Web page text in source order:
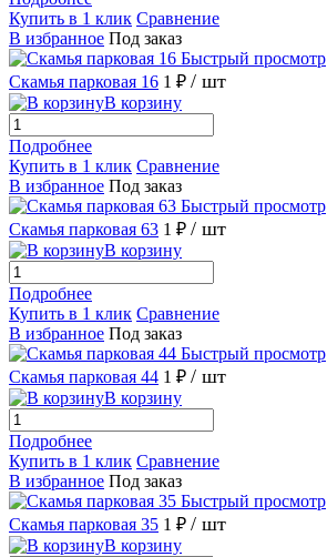
Купить в 1 клик Сравнение
В избранное Под заказ
Быстрый просмотр
Скамья парковая 16 1 ₽ / шт
В корзину
Подробнее
Купить в 1 клик Сравнение
В избранное Под заказ
Быстрый просмотр
Скамья парковая 63 1 ₽ / шт
В корзину
Подробнее
Купить в 1 клик Сравнение
В избранное Под заказ
Быстрый просмотр
Скамья парковая 44 1 ₽ / шт
В корзину
Подробнее
Купить в 1 клик Сравнение
В избранное Под заказ
Быстрый просмотр
Скамья парковая 35 1 ₽ / шт
В корзину